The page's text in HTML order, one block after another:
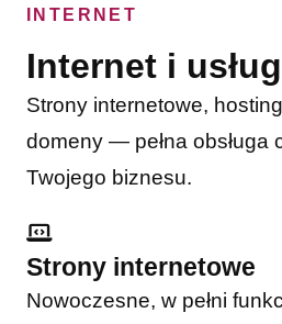
INTERNET
Internet i
Strony internetowe,
domeny — pełna obsługa
Twojego biznesu.
Strony internetowe
Nowoczesne, w pełni